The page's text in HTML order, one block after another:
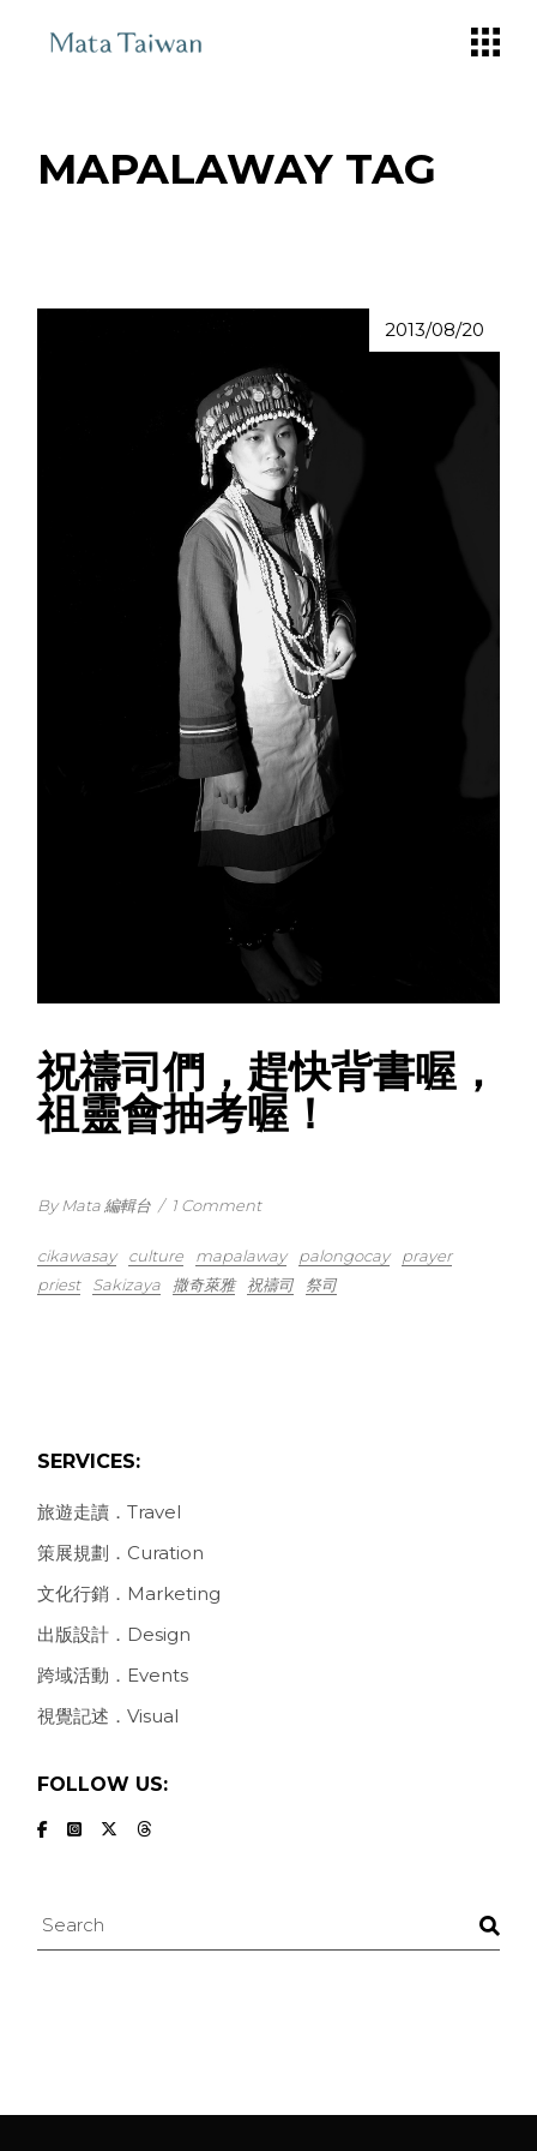
MAPALAWAY TAG
2013/08/20
祝禱司們，趕快背書喔，
祖靈會抽考喔！
By Mata 編輯台 / 1 Comment
cikawasay culture mapalaway palongocay
prayer
priest
Sakizaya 撒奇萊雅 祝禱司 祭司
SERVICES:
旅遊走讀．Travel
策展規劃．Curation
文化行銷．Marketing
出版設計．Design
跨域活動．Events
視覺記述．Visual
FOLLOW US:
Search